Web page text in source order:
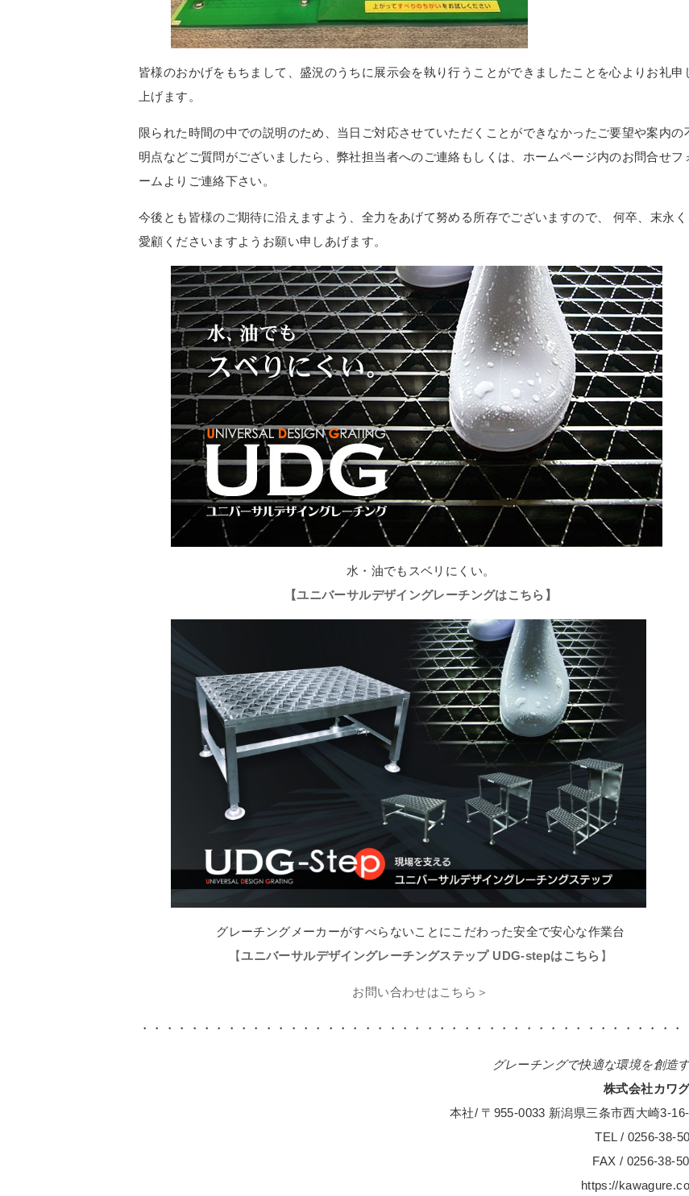
皆様のおかげをもちまして、盛況のうちに展示会を執り行うことができましたことを心よりお礼申
上げます。
限られた時間の中での説明のため、当日ご対応させていただくことができなかったご要望や案内の
明点などご質問がございましたら、弊社担当者へのご連絡もしくは、ホームページ内のお問合せフ
ームよりご連絡下さい。
今後とも皆様のご期待に沿えますよう、全力をあげて努める所存でございますので、 何卒、末永
愛顧くださいますようお願い申しあげます。
水・油でもスベリにくい。
【ユニバーサルデザイングレーチングはこちら】
グレーチングメーカーがすべらないことにこだわった安全で安心な作業台
【ユニバーサルデザイングレーチングステップ UDG-stepはこちら 】
お問い合わせはこちら＞
・・・・・・・・・・・・・・・・・・・・・・・・・・・・・・・・・・・・・・・・・・・・
グレーチングで快適な環境を創造
株式会社カワ
本社/ 〒955-0033 新潟県三条市西大崎3-
TEL / 0256-38-
FAX / 0256-38-
https://